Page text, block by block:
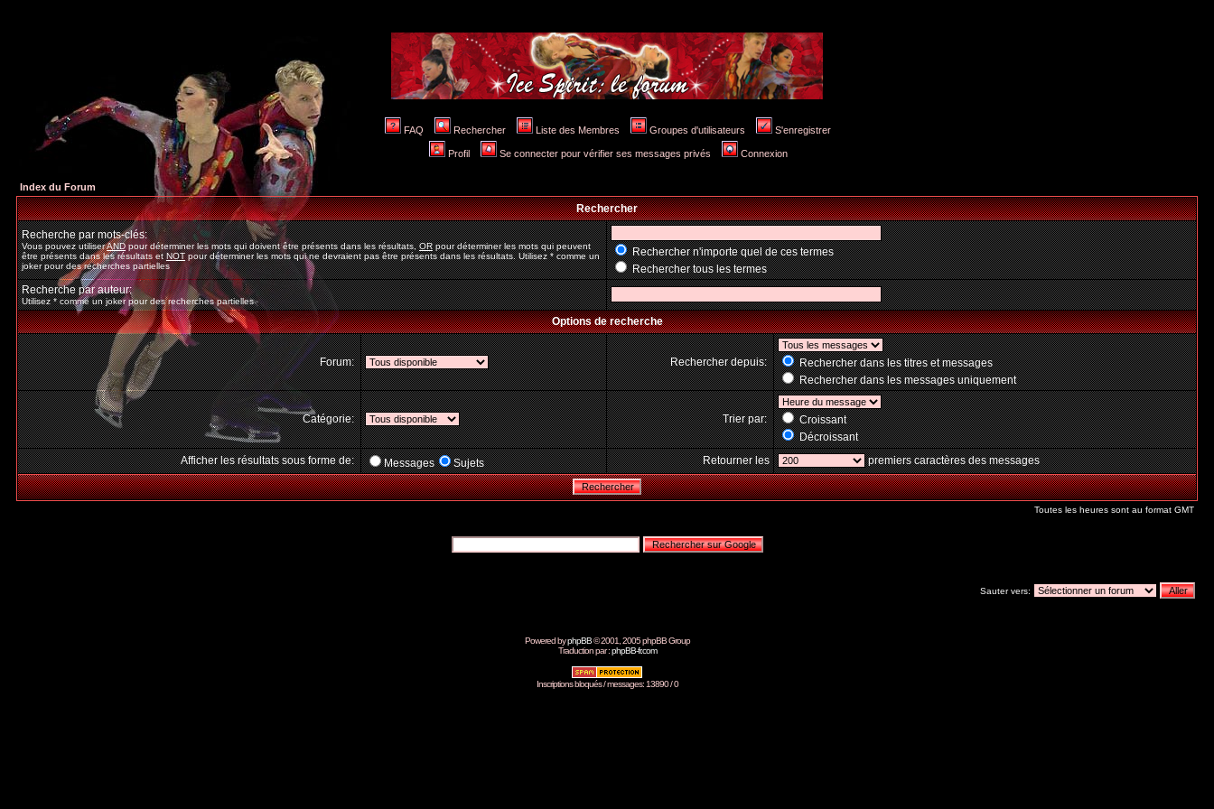
FAQ Rechercher Liste des Membres Groupes d'utilisateurs S'enregistrer
Profil Se connecter pour vérifier ses messages privés Connexion
Index du Forum
Rechercher
Recherche par mots-clés:
Vous pouvez utiliserANDpour déterminer les mots qui doivent être présents dans les résultats,ORpour déterminer les mots qui peuvent
être présents dans les résultats etNOTpour déterminer les mots qui ne devraient pas être présents dans les résultats. Utilisez * comme un
joker pour des recherches partielles
Rechercher n'importe quel de ces termes
Rechercher tous les termes
Recherche par auteur:
Utilisez * comme un joker pour des recherches partielles
Options de recherche
Forum: Rechercher depuis:
Rechercher dans les titres et messages
Rechercher dans les messages uniquement
Catégorie: Trier par:
Croissant
Décroissant
Afficher les résultats sous forme de:
Messages Sujets Retourner les premiers caractères des messages
Toutes les heures sont au format GMT
Sauter vers:
Powered byphpBB© 2001, 2005 phpBB Group
Traduction par :phpBB-fr.com
Inscriptions bloqués / messages: 13890 / 0